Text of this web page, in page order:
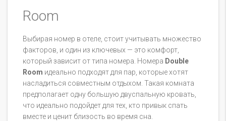
Room
Выбирая номер в отеле, стоит учитывать множество
факторов, и один из ключевых — это комфорт,
который зависит от типа номера. Номера Double
Room идеально подходят для пар, которые хотят
насладиться совместным отдыхом. Такая комната
предполагает одну большую двуспальную кровать,
что идеально подойдет для тех, кто привык спать
вместе и ценит близость во время сна.